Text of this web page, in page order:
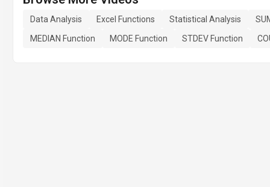
Data Analysis Excel Functions Statistical Analysis
MEDIAN Function
MODE Function STDEV Function